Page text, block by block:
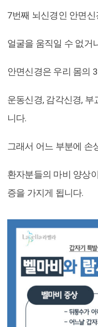
7번째 뇌신경인 안면
얼굴을 움직일 수 없거
안면신경은 우리 몸의
운동신경, 감각신경,
니다.
그래서 어느 부분에 손
환자분들의 마비 양상
증을 가지게 됩니다.